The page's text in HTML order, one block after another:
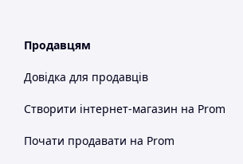
Продавцям
Довідка для продавців
Створити інтернет-магазин на Prom
Почати продавати на Prom